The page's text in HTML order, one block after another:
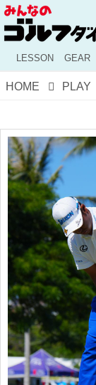
LESSON GEAR
HOME PLAY